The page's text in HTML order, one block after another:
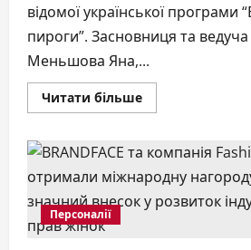
відомої української програми
пироги”. Засновниця та ведуча
Меньшова Яна,...
Читати більшеДокладніше
про
до
трендів:
як
«Бабусини
пироги»
зберігають
Персоналії